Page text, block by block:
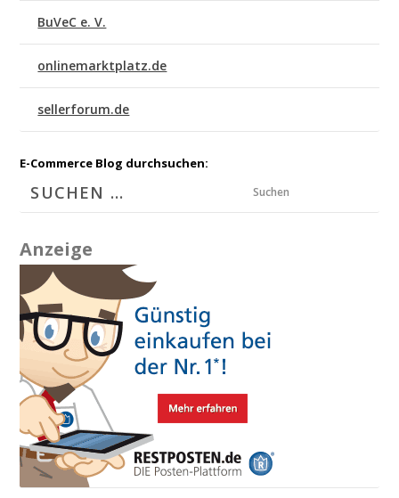
BuVeC e. V.
onlinemarktplatz.de
sellerforum.de
E-Commerce Blog durchsuchen:
Suchen
Anzeige